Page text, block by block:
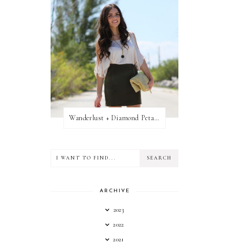
Wanderlust + Diamond Petal Giveaway
ARCHIVE
2023
2022
2021